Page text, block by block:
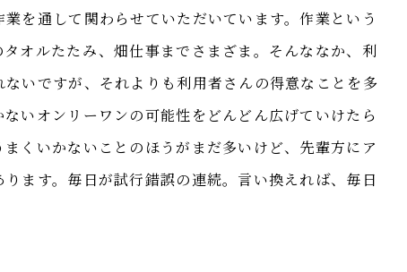
を通して関わらせていただいています。作業という
オルたたみ、畑仕事までさまざま。そんななか、利
いですが、それよりも利用者さんの得意なことを多
いオンリーワンの可能性をどんどん広げていけたら
くいかないことのほうがまだ多いけど、先輩方にア
ます。毎日が試行錯誤の連続。言い換えれば、毎日